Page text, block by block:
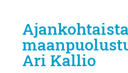
Ajankohtaista
Ari Kallio